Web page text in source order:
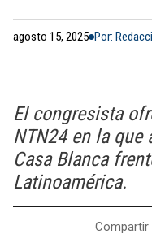
agosto 15, 2025 Por:
El congresista
NTN24 en la
Casa Blanca
Latinoamérica.
Compartir